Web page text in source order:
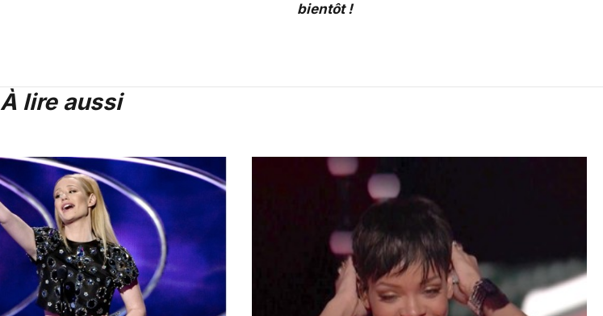
bientôt !
À lire aussi